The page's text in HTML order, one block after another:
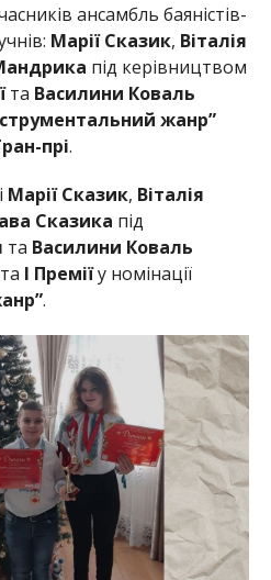
ансамбль баяністів-
Марії Сказик, Віталія
під керівництвом
та Василини Коваль
жанр”
прі.
Марії Сказик, Віталія
Сказика під
та Василини Коваль
І Преміїу номінації
.